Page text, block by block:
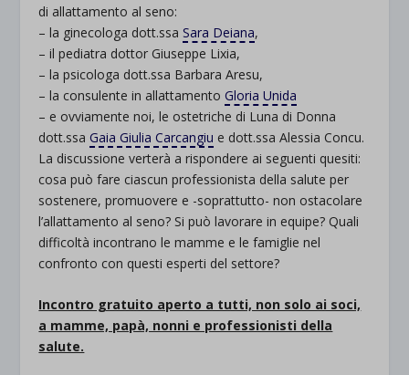
di allattamento al seno:
– la ginecologa dott.ssaSara Deiana,
– il pediatra dottor Giuseppe Lixia,
– la psicologa dott.ssa Barbara Aresu,
– la consulente in allattamentoGloria Unida
– e ovviamente noi, le ostetriche di Luna di Donna
dott.ssaGaia Giulia Carcangiu e dott.ssa Alessia Concu.
La discussione verterà a rispondere ai seguenti quesiti:
cosa può fare ciascun professionista della salute per
sostenere, promuovere e -soprattutto- non ostacolare
l’allattamento al seno? Si può lavorare in equipe? Quali
difficoltà incontrano le mamme e le famiglie nel
confronto con questi esperti del settore?
Incontro gratuito aperto a tutti, non solo ai soci,
a mamme, papà, nonni e professionisti della
salute.